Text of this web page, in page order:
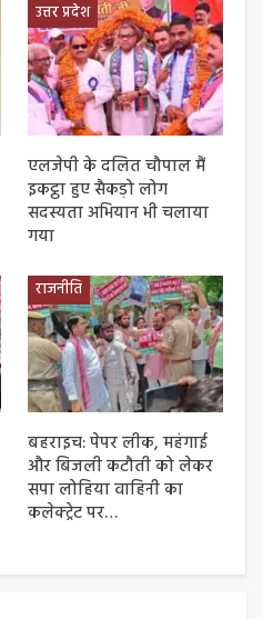
उत्तर प्रदेश
एलजेपी के दलित चौपाल मैं
इकट्ठा हुए सैकड़ो लोग
सदस्यता अभियान भी चलाया
गया
राजनीति
बहराइच: पेपर लीक, महंगाई
और बिजली कटौती को लेकर
सपा लोहिया वाहिनी का
कलेक्ट्रेट पर…